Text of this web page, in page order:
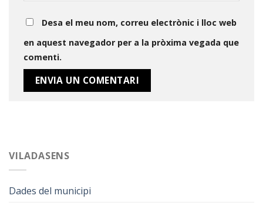
VILADASENS
Dades del municipi
Desa el meu nom, correu electrònic i lloc web
en aquest navegador per a la pròxima vegada que
comenti.